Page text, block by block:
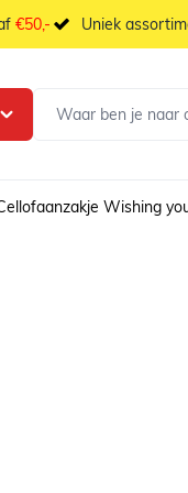
€50,- Uniek
Wishing